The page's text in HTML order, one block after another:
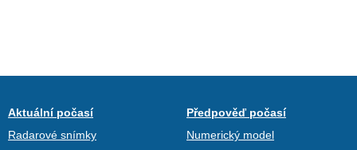
Aktuální počasí
Radarové snímky
Předpověď počasí
Numerický model